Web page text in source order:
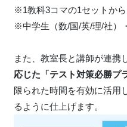
※1教科3コマの1セットから
※中学生（数/国/英/理/社）
また、教室長と講師が連携
応じた「テスト対策必勝プ
限られた時間を有効に活用
るように仕上げます。